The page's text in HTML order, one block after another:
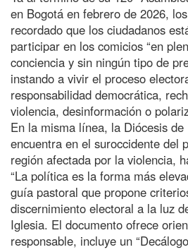
en Bogotá en febrero de 2026,
recordado que los ciudadanos
participar en los comicios “en
conciencia y sin ningún tipo de
instando a vivir el proceso
responsabilidad democrática,
violencia, desinformación o
En la misma línea, la Diócesis
encuentra en el suroccidente del
región afectada por la violencia,
“La política es la forma más
guía pastoral que propone
discernimiento electoral a la luz
Iglesia. El documento ofrece
responsable, incluye un